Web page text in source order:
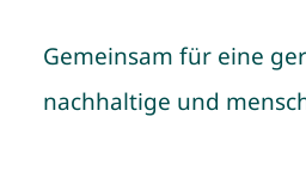
Gemeinsam für eine
nachhaltige und